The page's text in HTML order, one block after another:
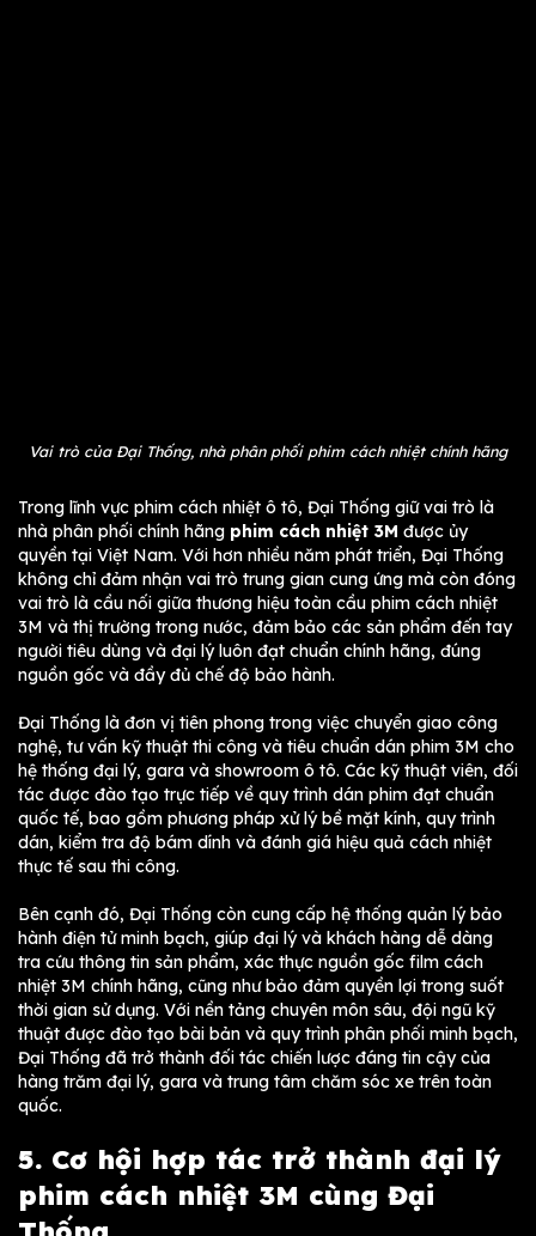
Vai trò của Đại Thống, nhà phân phối phim cách nhiệt chính hãng
Trong lĩnh vực phim cách nhiệt ô tô, Đại Thống giữ vai trò là
nhà phân phối chính hãng phim cách nhiệt 3M được ủy
quyền tại Việt Nam. Với hơn nhiều năm phát triển, Đại Thống
không chỉ đảm nhận vai trò trung gian cung ứng mà còn đóng
vai trò là cầu nối giữa thương hiệu toàn cầu phim cách nhiệt
3M và thị trường trong nước, đảm bảo các sản phẩm đến tay
người tiêu dùng và đại lý luôn đạt chuẩn chính hãng, đúng
nguồn gốc và đầy đủ chế độ bảo hành.
Đại Thống là đơn vị tiên phong trong việc chuyển giao công
nghệ, tư vấn kỹ thuật thi công và tiêu chuẩn dán phim 3M cho
hệ thống đại lý, gara và showroom ô tô. Các kỹ thuật viên, đối
tác được đào tạo trực tiếp về quy trình dán phim đạt chuẩn
quốc tế, bao gồm phương pháp xử lý bề mặt kính, quy trình
dán, kiểm tra độ bám dính và đánh giá hiệu quả cách nhiệt
thực tế sau thi công.
Bên cạnh đó, Đại Thống còn cung cấp hệ thống quản lý bảo
hành điện tử minh bạch, giúp đại lý và khách hàng dễ dàng
tra cứu thông tin sản phẩm, xác thực nguồn gốc film cách
nhiệt 3M chính hãng, cũng như bảo đảm quyền lợi trong suốt
thời gian sử dụng. Với nền tảng chuyên môn sâu, đội ngũ kỹ
thuật được đào tạo bài bản và quy trình phân phối minh bạch,
Đại Thống đã trở thành đối tác chiến lược đáng tin cậy của
hàng trăm đại lý, gara và trung tâm chăm sóc xe trên toàn
quốc.
5. Cơ hội hợp tác trở thành đại lý
phim cách nhiệt 3M cùng Đại